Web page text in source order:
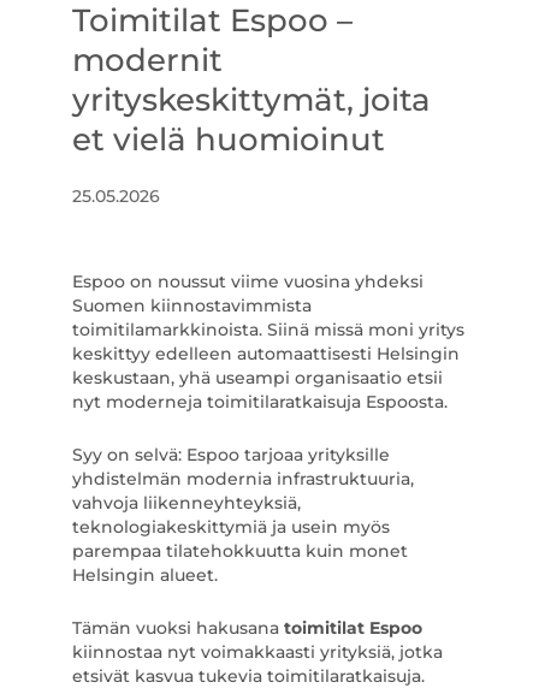
Toimitilat Espoo –
modernit
yrityskeskittymät, joita
et vielä huomioinut
25.05.2026
Espoo on noussut viime vuosina yhdeksi
Suomen kiinnostavimmista
toimitilamarkkinoista. Siinä missä moni yritys
keskittyy edelleen automaattisesti Helsingin
keskustaan, yhä useampi organisaatio etsii
nyt moderneja toimitilaratkaisuja Espoosta.
Syy on selvä: Espoo tarjoaa yrityksille
yhdistelmän modernia infrastruktuuria,
vahvoja liikenneyhteyksiä,
teknologiakeskittymiä ja usein myös
parempaa tilatehokkuutta kuin monet
Helsingin alueet.
Tämän vuoksi hakusana toimitilat Espoo
kiinnostaa nyt voimakkaasti yrityksiä, jotka
etsivät kasvua tukevia toimitilaratkaisuja.